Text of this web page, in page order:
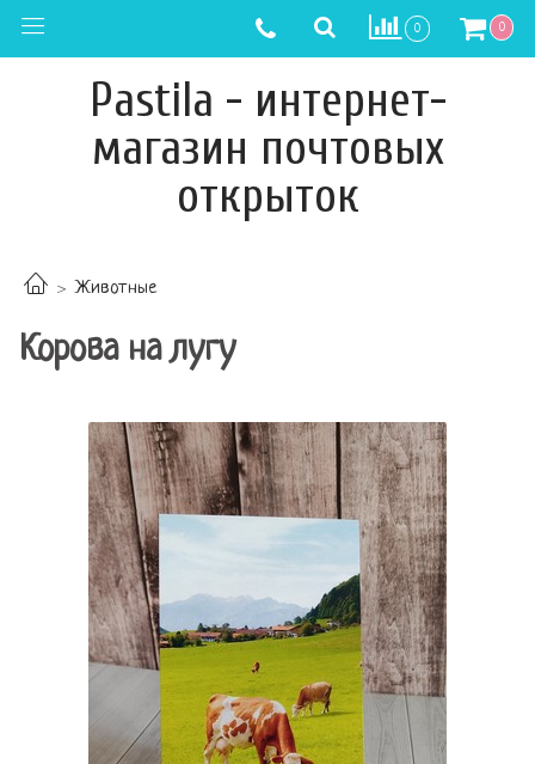
0 0
Pastila - интернет-
магазин почтовых
открыток
Животные
Корова на лугу